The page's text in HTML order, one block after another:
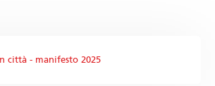
città - manifesto 2025